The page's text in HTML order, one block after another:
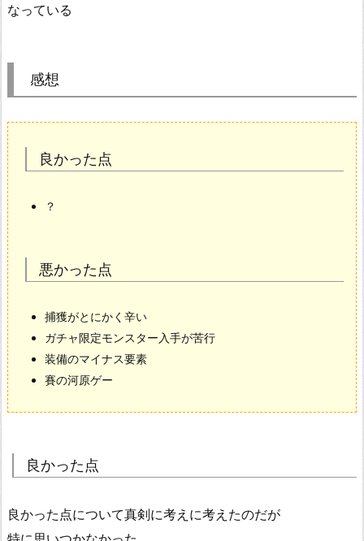
なっている
感想
良かった点
？
悪かった点
捕獲がとにかく辛い
ガチャ限定モンスター入手が苦行
装備のマイナス要素
賽の河原ゲー
良かった点
良かった点について真剣に考えに考えたのだが